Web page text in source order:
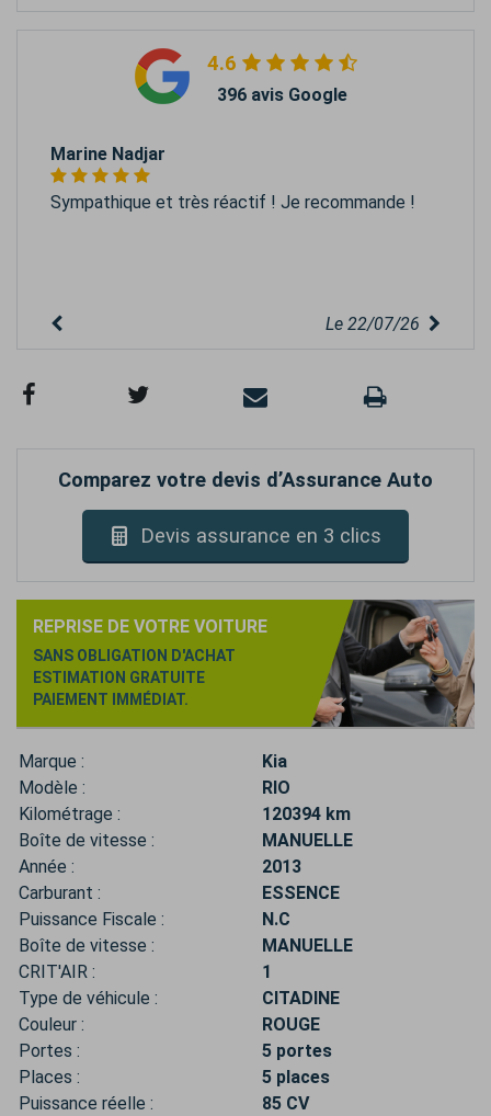
4.6
396 avis Google
Marine Nadjar
Sympathique et très réactif ! Je recommande !
Le 22/07/26
Comparez votre devis d’Assurance Auto
Devis assurance en 3 clics
REPRISE DE VOTRE VOITURE
SANS OBLIGATION D'ACHAT
ESTIMATION GRATUITE
PAIEMENT IMMÉDIAT.
Marque :
Kia
Modèle :
RIO
Kilométrage :
120394 km
Boîte de vitesse :
MANUELLE
Année :
2013
Carburant :
ESSENCE
Puissance Fiscale :
N.C
Boîte de vitesse :
MANUELLE
CRIT'AIR :
1
Type de véhicule :
CITADINE
Couleur :
ROUGE
Portes :
5 portes
Places :
5 places
Puissance réelle :
85 CV